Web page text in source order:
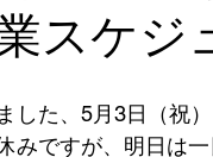
ーンティー☕🍰🥐
スケジ
した、5月3日（祝）
みですが、明日は